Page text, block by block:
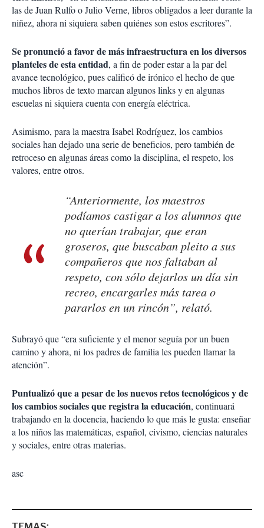
las de Juan Rulfo o Julio Verne, libros obligados a leer durante la
niñez, ahora ni siquiera saben quiénes son estos escritores”.
Se pronunció a favor de más infraestructura en los diversos
planteles de esta entidad, a fin de poder estar a la par del
avance tecnológico, pues calificó de irónico el hecho de que
muchos libros de texto marcan algunos links y en algunas
escuelas ni siquiera cuenta con energía eléctrica.
Asimismo, para la maestra Isabel Rodríguez, los cambios
sociales han dejado una serie de beneficios, pero también de
retroceso en algunas áreas como la disciplina, el respeto, los
valores, entre otros.
“Anteriormente, los maestros
podíamos castigar a los alumnos que
no querían trabajar, que eran
groseros, que buscaban pleito a sus
compañeros que nos faltaban al
respeto, con sólo dejarlos un día sin
recreo, encargarles más tarea o
pararlos en un rincón”, relató.
Subrayó que “era suficiente y el menor seguía por un buen
camino y ahora, ni los padres de familia les pueden llamar la
atención”.
Puntualizó que a pesar de los nuevos retos tecnológicos y de
los cambios sociales que registra la educación, continuará
trabajando en la docencia, haciendo lo que más le gusta: enseñar
a los niños las matemáticas, español, civismo, ciencias naturales
y sociales, entre otras materias.
asc